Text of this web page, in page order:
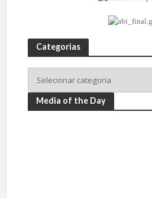
Categorias
Media of the Day